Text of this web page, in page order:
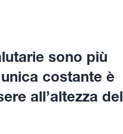
sono più
costante è
all’altezza del